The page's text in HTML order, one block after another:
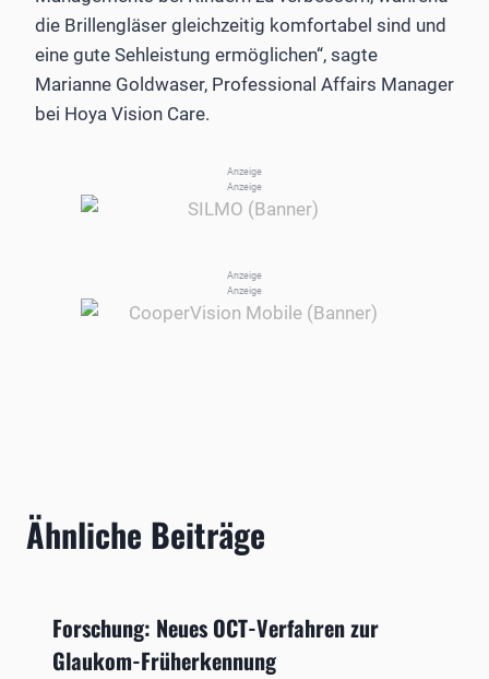
die Brillengläser gleichzeitig komfortabel sind und
eine gute Sehleistung ermöglichen“, sagte
Marianne Goldwaser, Professional Affairs Manager
bei Hoya Vision Care.
Anzeige
Anzeige
Anzeige
Anzeige
Ähnliche Beiträge
Forschung: Neues OCT-Verfahren zur
Glaukom-Früherkennung